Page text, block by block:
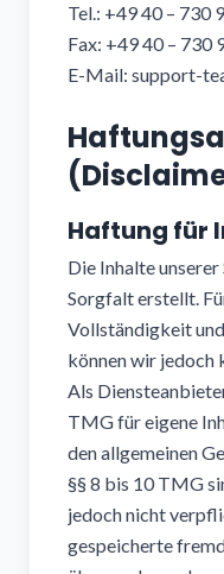
Tel.: +49 40 – 730
Fax: +49 40 – 730
E-Mail: support-
Haftung für
Die Inhalte
Sorgfalt erstellt.
Vollständigkeit
können wir jedoch
Als
TMG für eigene
den allgemeinen
§§ 8 bis 10 TMG
jedoch nicht
gespeicherte